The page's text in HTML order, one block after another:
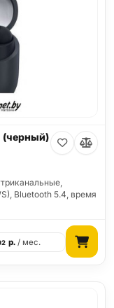
(черный)
Bluetooth 5.4, время
р./ мес.